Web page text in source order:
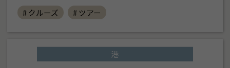
# クルーズ # ツアー
港